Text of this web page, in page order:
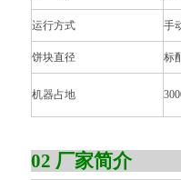
运行方式 手
饼块直径 标
机器占地
02